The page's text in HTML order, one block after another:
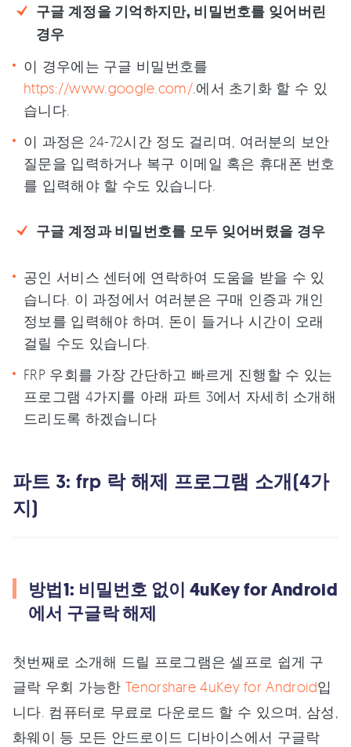
구글 계정을 기억하지만, 비밀번호를 잊어버린
경우
이 경우에는 구글 비밀번호를
https://www.google.com/.에서 초기화 할 수 있
습니다.
이 과정은 24-72시간 정도 걸리며, 여러분의 보안
질문을 입력하거나 복구 이메일 혹은 휴대폰 번호
를 입력해야 할 수도 있습니다.
구글 계정과 비밀번호를 모두 잊어버렸을 경우
공인 서비스 센터에 연락하여 도움을 받을 수 있
습니다. 이 과정에서 여러분은 구매 인증과 개인
정보를 입력해야 하며, 돈이 들거나 시간이 오래
걸릴 수도 있습니다.
FRP 우회를 가장 간단하고 빠르게 진행할 수 있는
프로그램 4가지를 아래 파트 3에서 자세히 소개해
드리도록 하겠습니다
파트 3: frp 락 해제 프로그램 소개(4가
지)
방법1: 비밀번호 없이 4uKey for Android
에서 구글락 해제
첫번째로 소개해 드릴 프로그램은 셀프로 쉽게 구
글락 우회 가능한 Tenorshare 4uKey for Android입
니다. 컴퓨터로 무료로 다운로드 할 수 있으며, 삼성,
화웨이 등 모든 안드로이드 디바이스에서 구글락